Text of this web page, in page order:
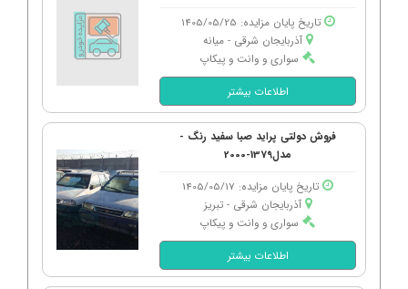
تاریخ پایان مزایده: 1405/05/25
آذربایجان شرقی - میانه
سواری و وانت و پیکاپ
اطلاعات بیشتر
فروش دولتی پراید صبا سفید رنگ -
مدل1379-2000
تاریخ پایان مزایده: 1405/05/17
آذربایجان شرقی - تبریز
سواری و وانت و پیکاپ
اطلاعات بیشتر